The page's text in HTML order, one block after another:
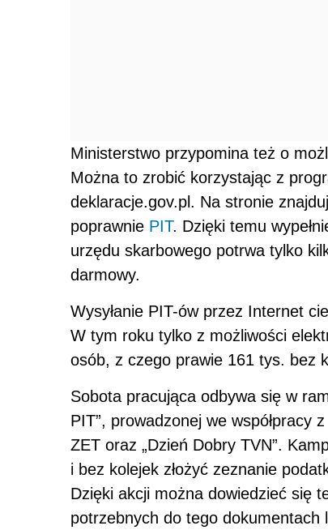
Ministerstwo przypomina też o
Można to zrobić korzystając z
deklaracje.gov.pl. Na stronie
poprawnie PIT. Dzięki temu
urzędu skarbowego potrwa tylko
darmowy.
Wysyłanie PIT-ów przez Internet
W tym roku tylko z możliwości
osób, z czego prawie 161 tys. bez
Sobota pracująca odbywa się w
PIT”, prowadzonej we współpracy
ZET oraz „Dzień Dobry TVN”.
i bez kolejek złożyć zeznanie
Dzięki akcji można dowiedzieć się
potrzebnych do tego dokumentach